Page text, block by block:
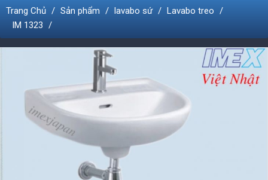
Trang Chủ Sản phẩm lavabo sứ
Lavabo treo
IM 1323